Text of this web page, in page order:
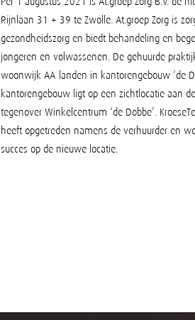
Rijnlaan 31 + 39 te Zwolle. At.groep Zorg is
gezondheidszorg en biedt behandeling en
jongeren en volwassenen. De gehuurde
woonwijk AA-landen in kantorengebouw ‘de
kantorengebouw ligt op een zichtlocatie aan
tegenover Winkelcentrum ‘de Dobbe’.
heeft opgetreden namens de verhuurder en
succes op de nieuwe locatie.